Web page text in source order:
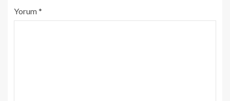
Yorum*